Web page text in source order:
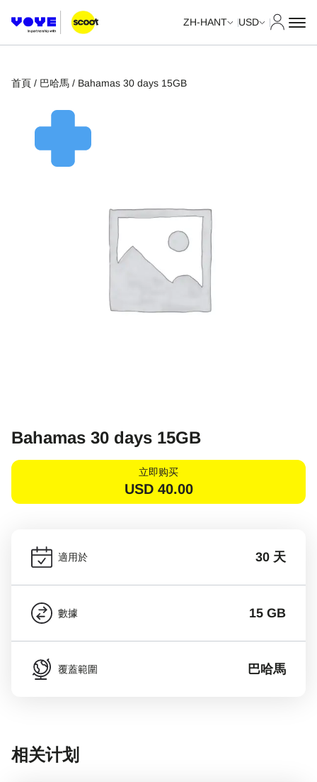
ZH-HANT USD
首頁 / 巴哈馬 / Bahamas 30 days 15GB
Bahamas 30 days 15GB
立即购买
USD 40.00
適用於 30 天
數據 15 GB
覆蓋範圍 巴哈馬
相关计划